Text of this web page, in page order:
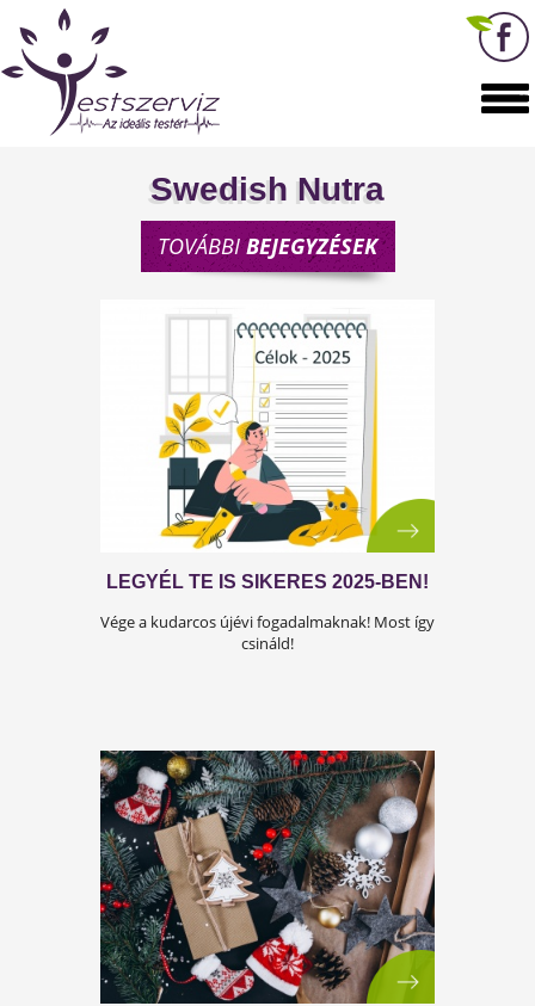
Swedish Nutra
TOVÁBBIBEJEGYZÉSEK
Vége a kudarcos újévi fogadalmaknak! Most
csináld!